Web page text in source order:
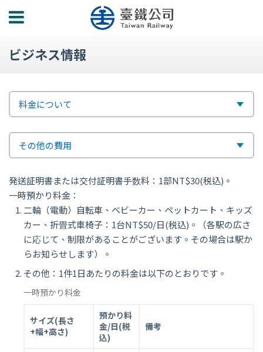
功
單
ビジネス情報
題
料金について
標
題
その他の費用
発送証明書または交付証明書手数料：1部NT$30(税込)。
一時預かり料金：
二輪（電動）自転車、ベビーカー、ペットカート、キッズ
カー、折畳式車椅子：1台NT$50/日(税込)。（各駅の広さ
に応じて、制限があることがございます。その場合は駅か
らお知らせします）。
その他：1件1日あたりの料金は以下のとおりです。
一時預かり料金
サイズ(長さ
+幅+高さ)
預かり料
金/日(税
込)
備考